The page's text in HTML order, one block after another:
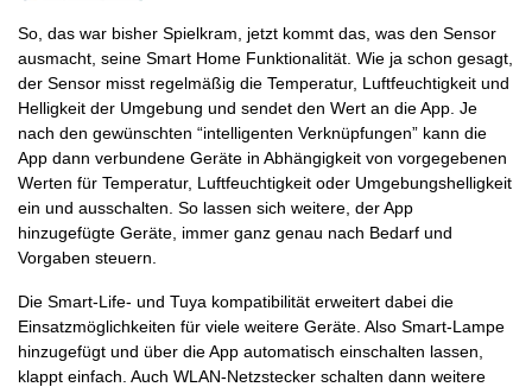
So, das war bisher Spielkram, jetzt kommt das, was den Sensor
ausmacht, seine Smart Home Funktionalität. Wie ja schon gesagt,
der Sensor misst regelmäßig die Temperatur, Luftfeuchtigkeit und
Helligkeit der Umgebung und sendet den Wert an die App. Je
nach den gewünschten “intelligenten Verknüpfungen” kann die
App dann verbundene Geräte in Abhängigkeit von vorgegebenen
Werten für Temperatur, Luftfeuchtigkeit oder Umgebungshelligkeit
ein und ausschalten. So lassen sich weitere, der App
hinzugefügte Geräte, immer ganz genau nach Bedarf und
Vorgaben steuern.
Die Smart-Life- und Tuya kompatibilität erweitert dabei die
Einsatzmöglichkeiten für viele weitere Geräte. Also Smart-Lampe
hinzugefügt und über die App automatisch einschalten lassen,
klappt einfach. Auch WLAN-Netzstecker schalten dann weitere